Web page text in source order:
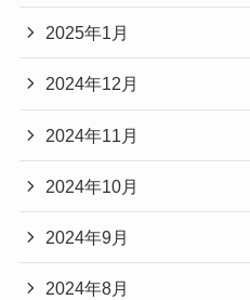
2025年1月
2024年12月
2024年11月
2024年10月
2024年9月
2024年8月